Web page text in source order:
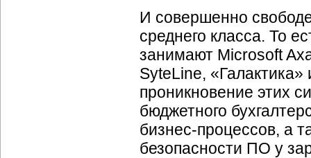
И совершенно
среднего класса. То
занимают Microsoft
SyteLine, «Галактика»
проникновение этих
бюджетного
бизнес-процессов, а
безопасности ПО у